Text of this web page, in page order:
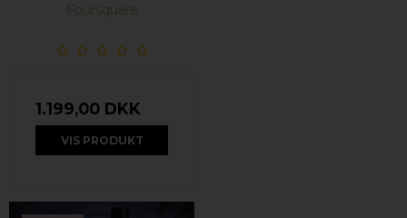
Foursquare
1.199,00 DKK
VIS PRODUKT